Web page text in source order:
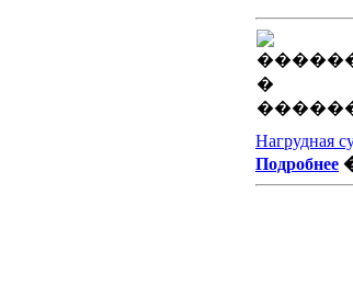
Нагрудная
Подробнее